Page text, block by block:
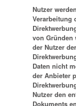
Nutzer
Verarbeitung
von Gründen
der Nutzer
Daten nicht
der Anbieter
Nutzer den
Dokuments